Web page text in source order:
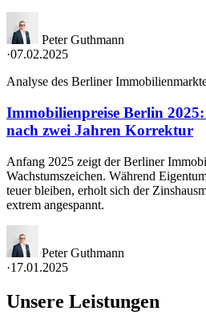
Peter Guthmann
·07.02.2025
Analyse des Berliner
Immobilienpreise Berlin
nach zwei Jahren Korrektur
Anfang 2025 zeigt der Berliner
Wachstumszeichen. Während
teuer bleiben, erholt sich der
extrem angespannt.
Peter Guthmann
·17.01.2025
Unsere Leistungen